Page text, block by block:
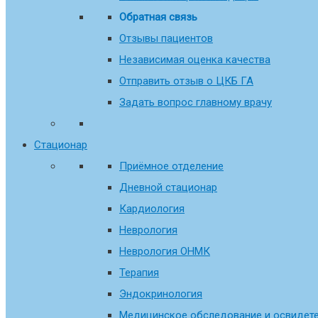
Обратная связь
Отзывы пациентов
Независимая оценка качества
Отправить отзыв о ЦКБ ГА
Задать вопрос главному врачу
Стационар
Приёмное отделение
Дневной стационар
Кардиология
Неврология
Неврология ОНМК
Терапия
Эндокринология
Медицинское обследование и